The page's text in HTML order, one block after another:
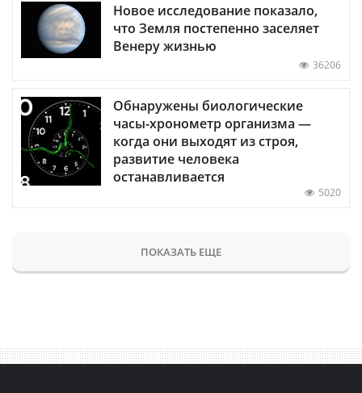
Новое исследование показало,
что Земля постепенно заселяет
Венеру жизнью
36206
Обнаружены биологические
часы-хронометр организма —
когда они выходят из строя,
развитие человека
останавливается
5020
ПОКАЗАТЬ ЕЩЕ